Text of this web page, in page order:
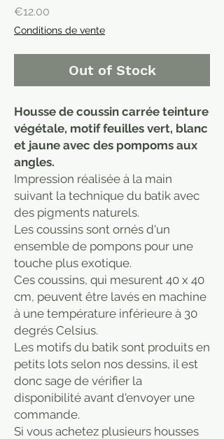
€12.00
Conditions de vente
Out of Stock
Housse de coussin carrée teinture
végétale, motif feuilles vert, blanc
et jaune avec des pompoms aux
angles.
Impression réalisée à la main
suivant la technique du batik avec
des pigments naturels.
Les coussins sont ornés d'un
ensemble de pompons pour une
touche plus exotique.
Ces coussins, qui mesurent 40 x 40
cm, peuvent être lavés en machine
à une température inférieure à 30
degrés Celsius.
Les motifs du batik sont produits en
petits lots selon nos dessins, il est
donc sage de vérifier la
disponibilité avant d'envoyer une
commande.
Si vous achetez plusieurs housses